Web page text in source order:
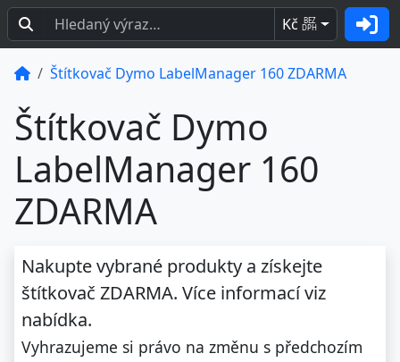
Kč BEZ
DPH
Štítkovač Dymo LabelManager 160 ZDARMA
Štítkovač Dymo
LabelManager 160
ZDARMA
Nakupte vybrané produkty a získejte
štítkovač ZDARMA. Více informací viz
nabídka.
Vyhrazujeme si právo na změnu s předchozím